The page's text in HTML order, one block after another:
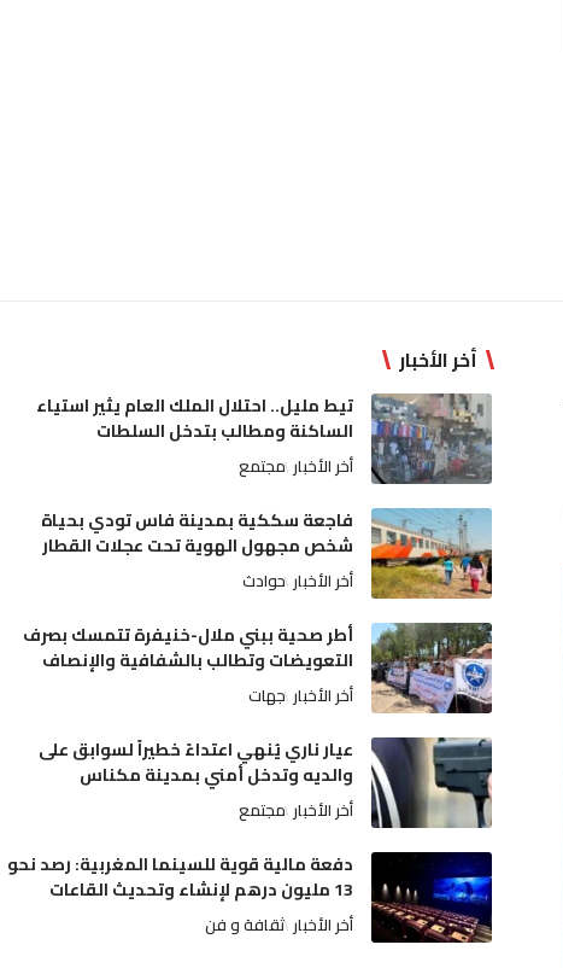
أخر الأخبار
تيط مليل.. احتلال الملك العام يثير استياء
الساكنة ومطالب بتدخل السلطات
أخر الأخبار مجتمع
فاجعة سككية بمدينة فاس تودي بحياة
شخص مجهول الهوية تحت عجلات القطار
أخر الأخبار حوادث
أطر صحية ببني ملال-خنيفرة تتمسك بصرف
التعويضات وتطالب بالشفافية والإنصاف
أخر الأخبار جهات
عيار ناري يُنهي اعتداءً خطيراً لسوابق على
والديه وتدخل أمني بمدينة مكناس
أخر الأخبار مجتمع
دفعة مالية قوية للسينما المغربية: رصد نحو
13 مليون درهم لإنشاء وتحديث القاعات
أخر الأخبار ثقافة و فن